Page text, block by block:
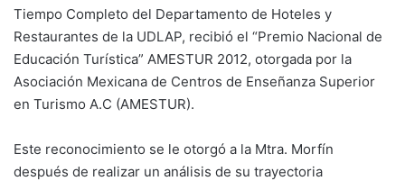
Tiempo Completo del Departamento de Hoteles y
Restaurantes de la UDLAP, recibió el “Premio Nacional de
Educación Turística” AMESTUR 2012, otorgada por la
Asociación Mexicana de Centros de Enseñanza Superior
en Turismo A.C (AMESTUR).
Este reconocimiento se le otorgó a la Mtra. Morfín
después de realizar un análisis de su trayectoria